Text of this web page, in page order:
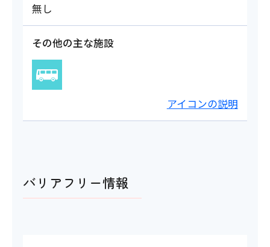
無し
その他の主な施設
アイコンの説明
バリアフリー情報